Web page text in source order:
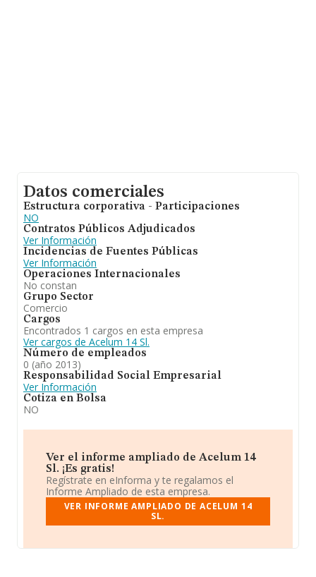
Datos comerciales
Estructura corporativa - Participaciones
NO
Contratos Públicos Adjudicados
Ver Información
Incidencias de Fuentes Públicas
Ver Información
Operaciones Internacionales
No constan
Grupo Sector
Comercio
Cargos
Encontrados 1 cargos en esta empresa
Ver cargos de Acelum 14 Sl.
Número de empleados
0 (año 2013)
Responsabilidad Social Empresarial
Ver Información
Cotiza en Bolsa
NO
Ver el informe ampliado de Acelum 14
Sl. ¡Es gratis!
Regístrate en eInforma y te regalamos el
Informe Ampliado de esta empresa.
VER INFORME AMPLIADO DE ACELUM 14
SL.